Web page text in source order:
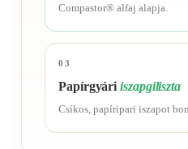
Compastor® alfaj alapja.
03
Papírgyáriiszapgiliszta
Csíkos, papíripari iszapot